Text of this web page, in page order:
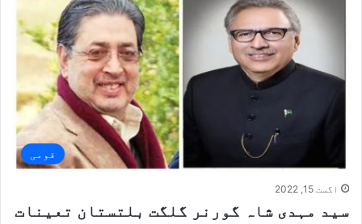
قومی
اگست 15, 2022
سید مہدی شاہ گورنر گلگت بلتستان تعینات